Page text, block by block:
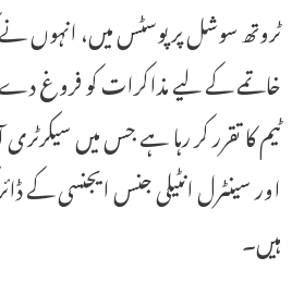
ٹروتھ سوشل پر پوسٹس میں، انہوں
خاتمے کے لیے مذاکرات کو فروغ دے
ٹیم کا تقرر کر رہا ہے جس میں
اور سینٹرل انٹیلی جنس ایجنسی کے
ہیں۔